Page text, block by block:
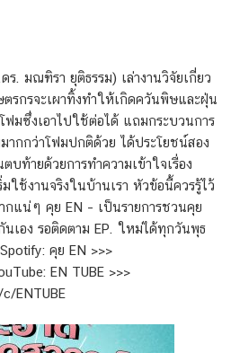
. มณฑิรา ยุติธรรม) เล่างานวิจัยเกี่ยว
ตรกรจะเผาทิ้งทำให้เกิดควันพิษและฝุ่น
ฟมซึ่งเอาไปใช้ต่อได้ แถมกระบวนการ
ากกว่าโฟมปกติด้วย ได้ประโยชน์สอง
บท้ายด้วยการทำความเข้าใจเรื่อง
ใช้งานจริงในบ้านเรา หัวข้อนี้ควรรู้ไว้
กแน่ๆ คุย EN – เป็นรายการชวนคุย
นเอง รอติดตาม EP. ใหม่ได้ทุกวันพุธ
คุย EN >>>
EN TUBE >>>
ENTUBE